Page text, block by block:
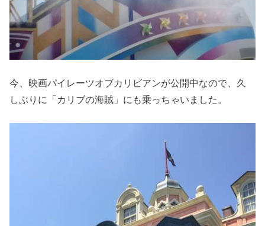
今、映画パイレーツオブカリビアンが公開中なので、久
しぶりに「カリブの海賊」にも乗っちゃいました。